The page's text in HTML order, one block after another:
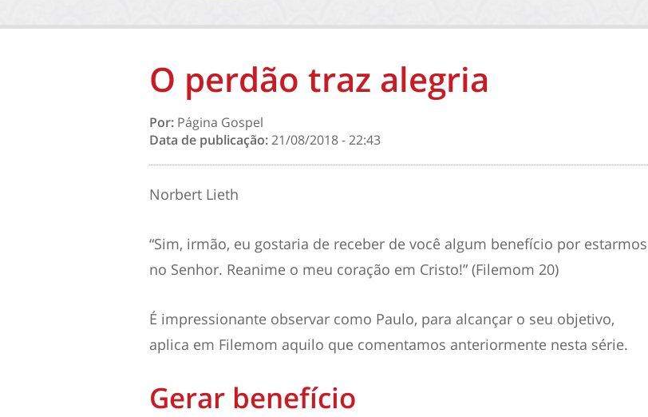
O perdão traz alegria
Por: Página Gospel
Data de publicação:21/08/2018 - 22:43
Norbert Lieth
“Sim, irmão, eu gostaria de receber de você algum benefício por estarmos
no Senhor. Reanime o meu coração em Cristo!” (Filemom 20)
É impressionante observar como Paulo, para alcançar o seu objetivo,
aplica em Filemom aquilo que comentamos anteriormente nesta série.
Gerar benefício